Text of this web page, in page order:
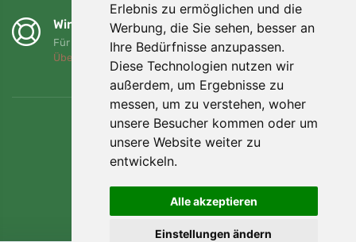
Erlebnis zu ermöglichen und die
Werbung, die Sie sehen, besser an
Ihre Bedürfnisse anzupassen.
Diese Technologien nutzen wir
außerdem, um Ergebnisse zu
messen, um zu verstehen, woher
unsere Besucher kommen oder um
unsere Website weiter zu
entwickeln.
Alle akzeptieren
Einstellungen ändern
Wir unterstützen Trees.org
Für jede Bestellung pflanzen wir einen Baum! Mehr lesen
Über uns